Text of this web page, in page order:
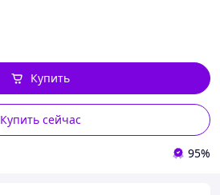
Купить сейчас
Купить
95%